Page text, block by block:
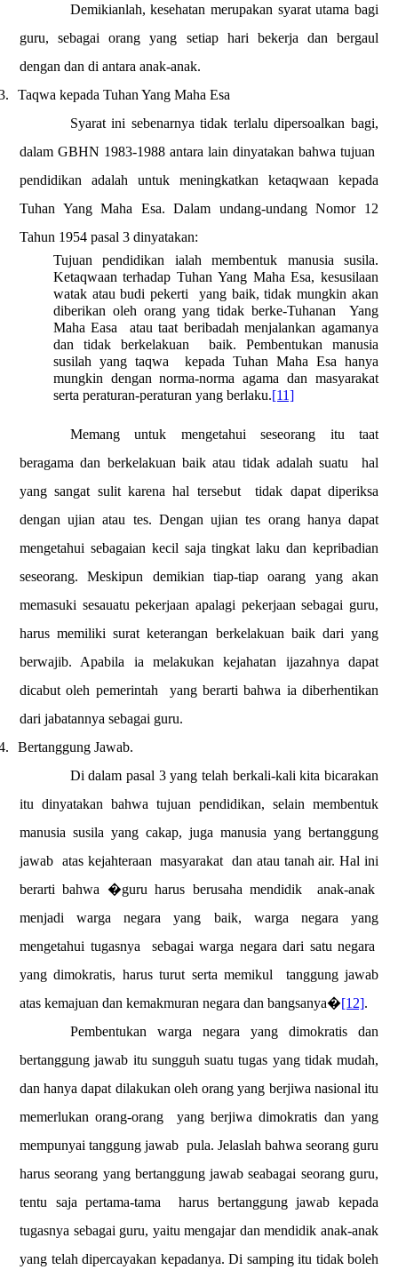
Demikianlah, kesehatan merupakan syarat utama bagi
guru, sebagai orang yang setiap hari bekerja dan bergaul
dengan dan di antara anak-anak.
Taqwa kepada Tuhan Yang Maha Esa
Syarat ini sebenarnya tidak terlalu dipersoalkan bagi,
dalam GBHN 1983-1988 antara lain dinyatakan bahwa tujuan
pendidikan adalah untuk meningkatkan ketaqwaan kepada
Tuhan Yang Maha Esa. Dalam undang-undang Nomor 12
Tahun 1954 pasal 3 dinyatakan:
Tujuan pendidikan ialah membentuk manusia susila.
Ketaqwaan terhadap Tuhan Yang Maha Esa, kesusilaan
watak atau budi pekerti
yang baik, tidak mungkin akan
diberikan oleh orang yang tidak berke-Tuhanan
Yang
Maha Easa
atau taat beribadah menjalankan agamanya
dan tidak berkelakuan
baik. Pembentukan manusia
susilah yang taqwa
kepada Tuhan Maha Esa hanya
mungkin dengan norma-norma agama dan masyarakat
serta peraturan-peraturan yang berlaku.[11]
Memang untuk mengetahui seseorang itu taat
beragama dan berkelakuan baik atau tidak adalah suatu
hal
yang sangat sulit karena hal tersebut
tidak dapat diperiksa
dengan ujian atau tes. Dengan ujian tes orang hanya dapat
mengetahui sebagaian kecil saja tingkat laku dan kepribadian
seseorang. Meskipun demikian tiap-tiap oarang yang akan
memasuki sesauatu pekerjaan apalagi pekerjaan sebagai guru,
harus memiliki surat keterangan berkelakuan baik dari yang
berwajib. Apabila ia melakukan kejahatan ijazahnya dapat
dicabut oleh pemerintah
yang berarti bahwa ia diberhentikan
dari jabatannya sebagai guru.
Bertanggung Jawab.
Di dalam pasal 3 yang telah berkali-kali kita bicarakan
itu dinyatakan bahwa tujuan pendidikan, selain membentuk
manusia susila yang cakap, juga manusia yang bertanggung
jawab atas kejahteraan masyarakat dan atau tanah air. Hal ini
berarti bahwa �guru harus berusaha mendidik
anak-anak
menjadi warga negara yang baik, warga negara yang
mengetahui tugasnya
sebagai warga negara dari satu negara
yang dimokratis, harus turut serta memikul
tanggung jawab
atas kemajuan dan kemakmuran negara dan bangsanya�[12].
Pembentukan warga negara yang dimokratis dan
bertanggung jawab itu sungguh suatu tugas yang tidak mudah,
dan hanya dapat dilakukan oleh orang yang berjiwa nasional itu
memerlukan orang-orang
yang berjiwa dimokratis dan yang
mempunyai tanggung jawab pula. Jelaslah bahwa seorang guru
harus seorang yang bertanggung jawab seabagai seorang guru,
tentu saja pertama-tama
harus bertanggung jawab kepada
tugasnya sebagai guru, yaitu mengajar dan mendidik anak-anak
yang telah dipercayakan kepadanya. Di samping itu tidak boleh